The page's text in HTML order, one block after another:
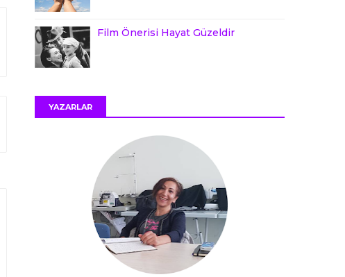
Film Önerisi Hayat Güzeldir
YAZARLAR